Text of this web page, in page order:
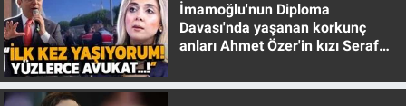
İmamoğlu'nun Diploma
Davası'nda yaşanan korkunç
anları Ahmet Özer'in kızı Seraf
Teknoloji
Türkiye'nin Geleceği